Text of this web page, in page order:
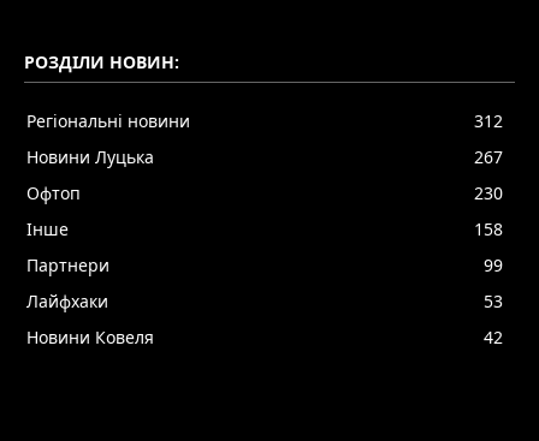
РОЗДІЛИ НОВИН:
Регіональні новини
312
Новини Луцька
267
Офтоп
230
Інше
158
Партнери
99
Лайфхаки
53
Новини Ковеля
42